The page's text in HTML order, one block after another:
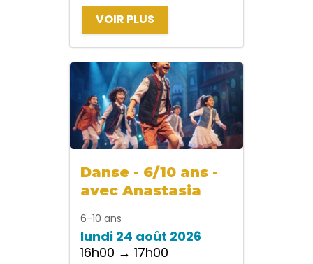
VOIR PLUS
Danse - 6/10 ans -
avec Anastasia
6-10 ans
lundi 24 août 2026
16h00 → 17h00